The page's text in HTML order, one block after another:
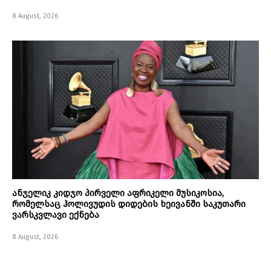
8 August, 2026
ანჯელიკ კიდჯო პირველი აფრიკელი მუსიკოსია,
რომელსაც ჰოლივუდის დიდების ხეივანში საკუთარი
ვარსკვლავი ექნება
8 August, 2026